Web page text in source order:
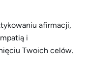
afirmacji,
i
Twoich celów.